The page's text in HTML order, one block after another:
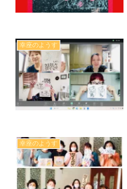
幸座のようす
幸座のようす